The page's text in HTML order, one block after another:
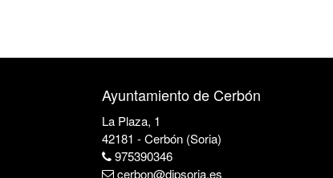
Ayuntamiento de Cerbón
La Plaza, 1
42181 - Cerbón (Soria)
975390346
cerbon@dipsoria.es